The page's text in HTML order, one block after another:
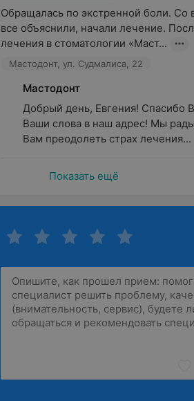
Обращалась по экстренной боли. Со
все объяснили, начали лечение.
лечения в стоматологии «Маст...
Мастодонт, ул. Судмалиса, 22
Мастодонт
Добрый день, Евгения! Спасибо
Ваши слова в наш адрес! Мы
Вам преодолеть страх лечения...
Показать ещё